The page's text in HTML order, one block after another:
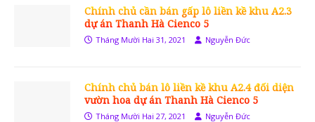
Chính chủ cần bán gấp lô liền kề khu A2.3
dự án Thanh Hà Cienco 5
Tháng Mười Hai 31, 2021 Nguyễn Đức
Chính chủ bán lô liền kề khu A2.4 đối diện
vườn hoa dự án Thanh Hà Cienco 5
Tháng Mười Hai 27, 2021 Nguyễn Đức